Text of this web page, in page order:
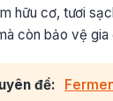
hữu cơ, tươi
còn bảo vệ
đề: